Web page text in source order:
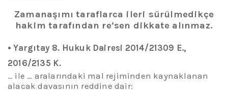
Zamanaşımı taraflarca ileri sürülmedikçe
hakim tarafından re’sen dikkate alınmaz.
•Yargıtay 8. Hukuk Dairesi 2014/21309 E.,
2016/2135 K.
… ile … aralarındaki mal rejiminden kaynaklanan
alacak davasının reddine dair: